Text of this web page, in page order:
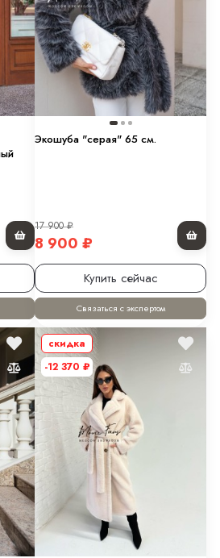
Экошуба "серая" 65 см.
17 900₽
8 900 ₽
Купить сейчас
Связаться с экспертом
скидка
-12 370 ₽